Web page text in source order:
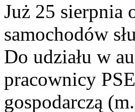
Już 25 sierpnia
samochodów
Do udziału w
pracownicy
gospodarczą